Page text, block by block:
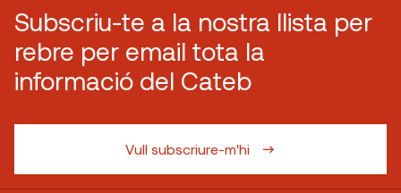
Subscriu-te a la nostra llista per
rebre per email tota la
informació del Cateb
Vull subscriure-m'hi